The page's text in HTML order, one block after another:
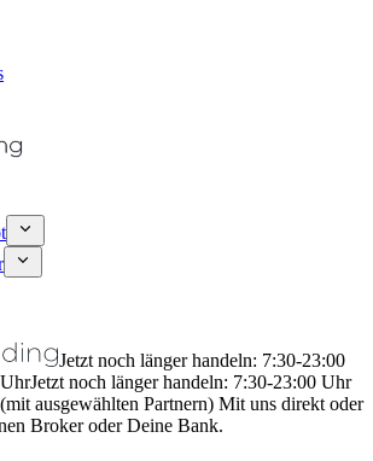
Jetzt noch länger handeln: 7:30-23:00
Jetzt noch länger handeln: 7:30-23:00 Uhr
ausgewählten Partnern) Mit uns direkt oder
Broker oder Deine Bank.